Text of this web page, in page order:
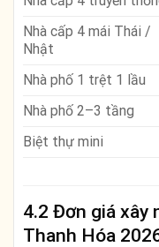
Nhà cấp 4 mái Thái /
Nhật
Nhà phố 1 trệt 1 lầu
Nhà phố 2–3 tầng
Biệt thự mini
4.2 Đơn giá xây
Thanh Hóa